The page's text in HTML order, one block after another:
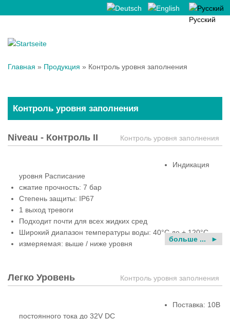
Русский
Вы здесь
Главная » Продукция » Контроль уровня заполнения
Контроль уровня заполнения
Niveau - Контроль II Контроль уровня заполнения
Индикация
уровня Расписание
сжатие прочность: 7 бар
Степень защиты: IP67
1 выход тревоги
Подходит почти для всех жидких сред
Широкий диапазон температуры воды: 40°C до + 120°C
измеряемая: выше / ниже уровня
больше ...
Легко Уровень Контроль уровня заполнения
Поставка: 10В
постоянного тока до 32V DC